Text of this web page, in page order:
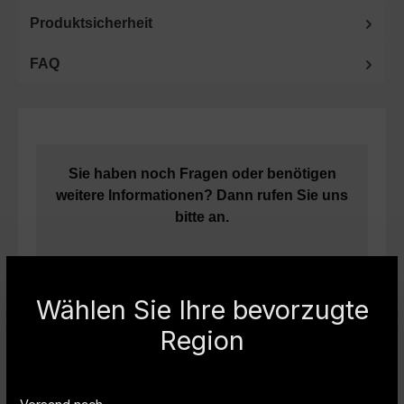
Produktsicherheit
FAQ
Sie haben noch Fragen oder benötigen
weitere Informationen? Dann rufen Sie uns
bitte an.
Wählen Sie Ihre bevorzugte
Region